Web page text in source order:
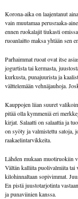
Korona-aika on laajentanut
vain muutamaa perusraaka-
ennen ruokalajit tiukasti
ruoanlaitto maksa yhtään sen
Parhaimmat ruoat ovat itse
jogurtista tai kermasta,
kurkusta, punajuurista ja
välttelemään vehnäjauhoja.
Kauppojen liian suuret
pitää olla kymmeniä eri
kirjat. Salaatti on salaattia ja
on syöty ja valmistettu satoja,
raakaelintarvikkeita.
Lähden mukaan muotiruokiin
Vältän kalliita puolivalmiita tai
kilohinnaltaan sopivimmat.
En pistä juustotarjotinta
ja punaviinien kanssa.